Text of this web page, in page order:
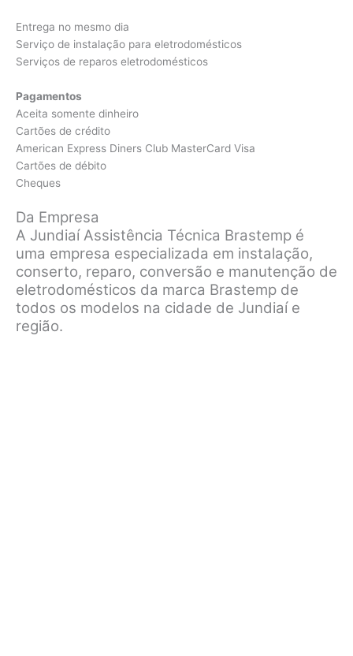
Entrega no mesmo dia
Serviço de instalação para eletrodomésticos
Serviços de reparos eletrodomésticos
Pagamentos
Aceita somente dinheiro
Cartões de crédito
American Express Diners Club MasterCard Visa
Cartões de débito
Cheques
Da Empresa
A Jundiaí Assistência Técnica Brastemp é
uma empresa especializada em instalação,
conserto, reparo, conversão e manutenção de
eletrodomésticos da marca Brastemp de
todos os modelos na cidade de Jundiaí e
região.